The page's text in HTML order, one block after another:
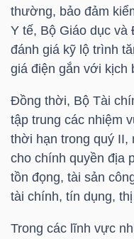
thường, bảo đảm
Y tế, Bộ Giáo dục
đánh giá kỹ lộ trình
giá điện gắn với kịch
Đồng thời, Bộ Tài
tập trung các nhiệm
thời hạn trong quý
cho chính quyền địa
tồn đọng, tài sản
tài chính, tín dụng,
Trong các lĩnh vực
chứng
khoán
(-)
Tất cả Cổ phiếu
Lãnh
đạo
(-)
Tất cả Người nội
Tin